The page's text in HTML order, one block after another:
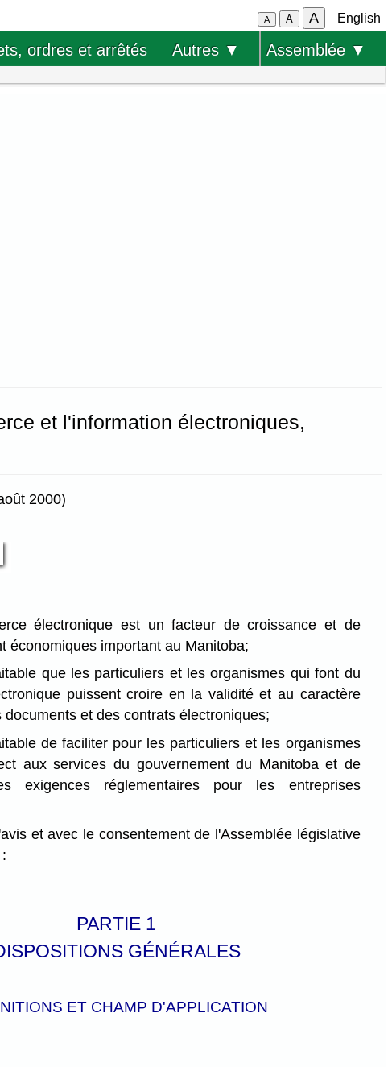
A A A English
ordres et arrêtés Autres ▼ Assemblée ▼
et l'information électroniques,
2000)
électronique est un facteur de croissance et de
économiques important au Manitoba;
que les particuliers et les organismes qui font du
puissent croire en la validité et au caractère
documents et des contrats électroniques;
de faciliter pour les particuliers et les organismes
aux services du gouvernement du Manitoba et de
exigences réglementaires pour les entreprises
et avec le consentement de l'Assemblée législative
PARTIE 1
GÉNÉRALES
ET CHAMP D'APPLICATION